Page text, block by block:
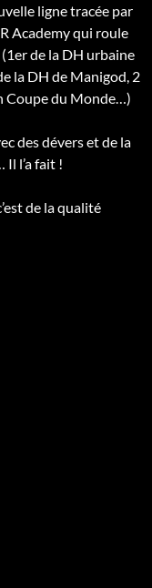
ligne tracée par
Academy qui roule
de la DH urbaine
la DH de Manigod, 2
Coupe du Monde…)
des dévers et de la
l’a fait !
de la qualité